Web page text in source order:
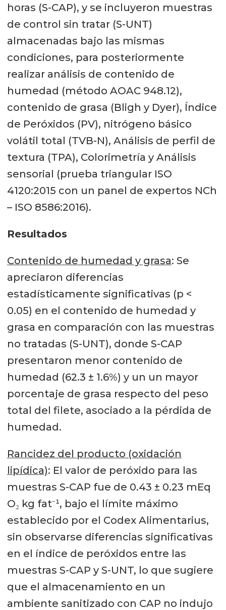
horas (S-CAP), y se incluyeron muestras
de control sin tratar (S-UNT)
almacenadas bajo las mismas
condiciones, para posteriormente
realizar análisis de contenido de
humedad (método AOAC 948.12),
contenido de grasa (Bligh y Dyer), Índice
de Peróxidos (PV), nitrógeno básico
volátil total (TVB-N), Análisis de perfil de
textura (TPA), Colorimetría y Análisis
sensorial (prueba triangular ISO
4120:2015 con un panel de expertos NCh
– ISO 8586:2016).
Resultados
Contenido de humedad y grasa: Se
apreciaron diferencias
estadísticamente significativas (p <
0.05) en el contenido de humedad y
grasa en comparación con las muestras
no tratadas (S-UNT), donde S-CAP
presentaron menor contenido de
humedad (62.3 ± 1.6%) y un un mayor
porcentaje de grasa respecto del peso
total del filete, asociado a la pérdida de
humedad.
Rancidez del producto (oxidación
lipídica): El valor de peróxido para las
muestras S-CAP fue de 0.43 ± 0.23 mEq
O₂ kg fat⁻¹, bajo el límite máximo
establecido por el Codex Alimentarius,
sin observarse diferencias significativas
en el índice de peróxidos entre las
muestras S-CAP y S-UNT, lo que sugiere
que el almacenamiento en un
ambiente sanitizado con CAP no indujo